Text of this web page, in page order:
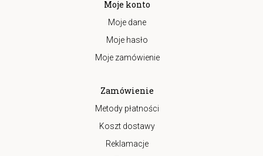
Moje konto
Moje dane
Moje hasło
Moje zamówienie
Zamówienie
Metody płatności
Koszt dostawy
Reklamacje